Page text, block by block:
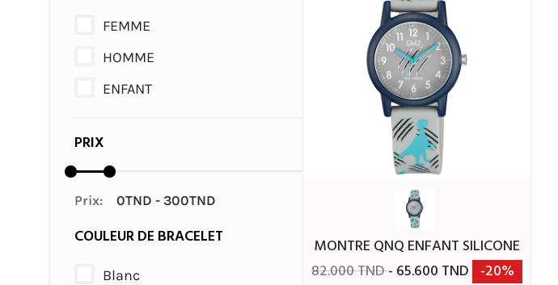
FEMME
HOMME
ENFANT
PRIX
Prix:
COULEUR DE BRACELET
Blanc
MONTRE QNQ ENFANT SILICONE
82.000 TND- 65.600 TND -20%